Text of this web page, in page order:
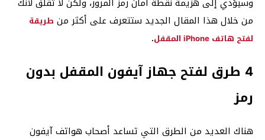
من خلال هذا المقال الجديد ستتعرف على أكثر من طريقة
لفتح هاتف iPhone المقفل
.
4 طرق لفتح جهاز آيفون المقفل بدون
رمز
هناك العديد من الطرق التي تساعد أصحاب هواتف آيفون